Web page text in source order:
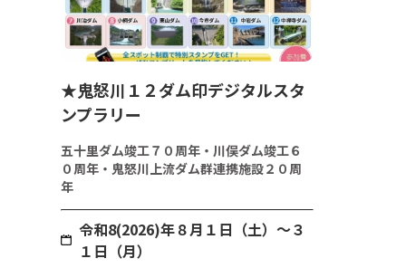
★鬼怒川１２ダム印デジタルスタ
ンプラリー
五十里ダム竣工７０周年・川俣ダム竣工６
０周年・鬼怒川上流ダム群連携施設２０周
年
令和8(2026)年８月１日（土）～３
１日（月）